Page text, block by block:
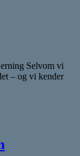
Selvom vi
– og vi kender